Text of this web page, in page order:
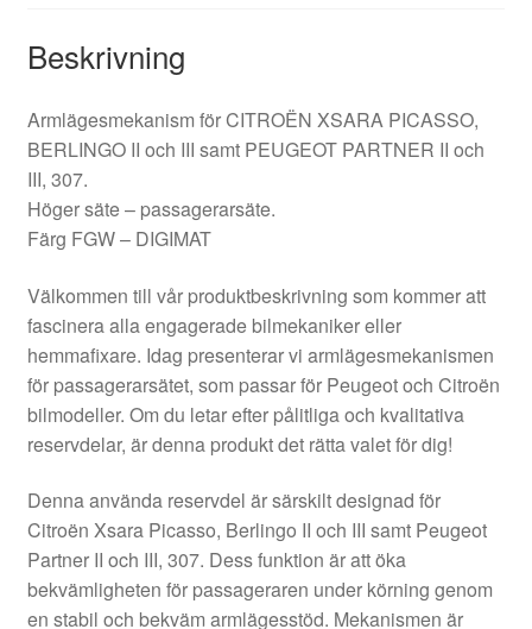
Beskrivning
Armlägesmekanism för CITROËN XSARA PICASSO,
BERLINGO II och III samt PEUGEOT PARTNER II och
III, 307.
Höger säte – passagerarsäte.
Färg FGW – DIGIMAT
Välkommen till vår produktbeskrivning som kommer att
fascinera alla engagerade bilmekaniker eller
hemmafixare. Idag presenterar vi armlägesmekanismen
för passagerarsätet, som passar för Peugeot och Citroën
bilmodeller. Om du letar efter pålitliga och kvalitativa
reservdelar, är denna produkt det rätta valet för dig!
Denna använda reservdel är särskilt designad för
Citroën Xsara Picasso, Berlingo II och III samt Peugeot
Partner II och III, 307. Dess funktion är att öka
bekvämligheten för passageraren under körning genom
en stabil och bekväm armlägesstöd. Mekanismen är